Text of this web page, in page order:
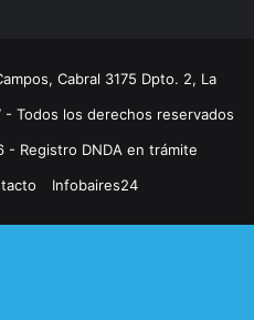
Cabral 3175 Dpto. 2, La
- Todos los derechos reservados
- Registro DNDA en trámite
Infobaires24